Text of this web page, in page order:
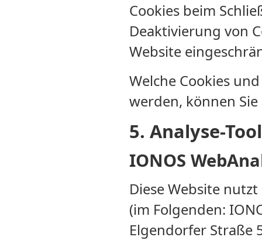
Cookies beim
Deaktivierung von
Website
Welche Cookies
werden, können
5. Analyse-
IONOS
Diese Website
(im Folgenden:
Elgendorfer Straße